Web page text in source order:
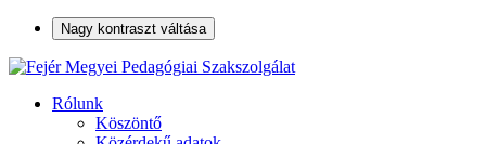
Nagy kontraszt váltása
Rólunk
Köszöntő